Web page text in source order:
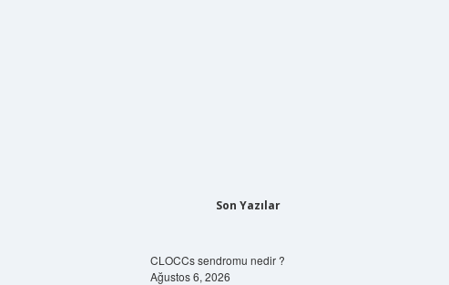
Son Yazılar
CLOCCs sendromu nedir ?
Ağustos 6, 2026